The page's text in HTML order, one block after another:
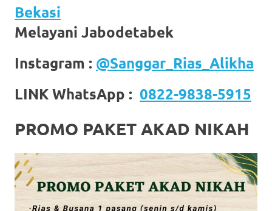
check
link
right
here
https://www.domainwatches.com
visit
Bekasi
Melayani Jabodetabek
Instagram : @Sanggar_Rias_Alikha
LINK WhatsApp : 0822-9838-5915
PROMO PAKET AKAD NIKAH